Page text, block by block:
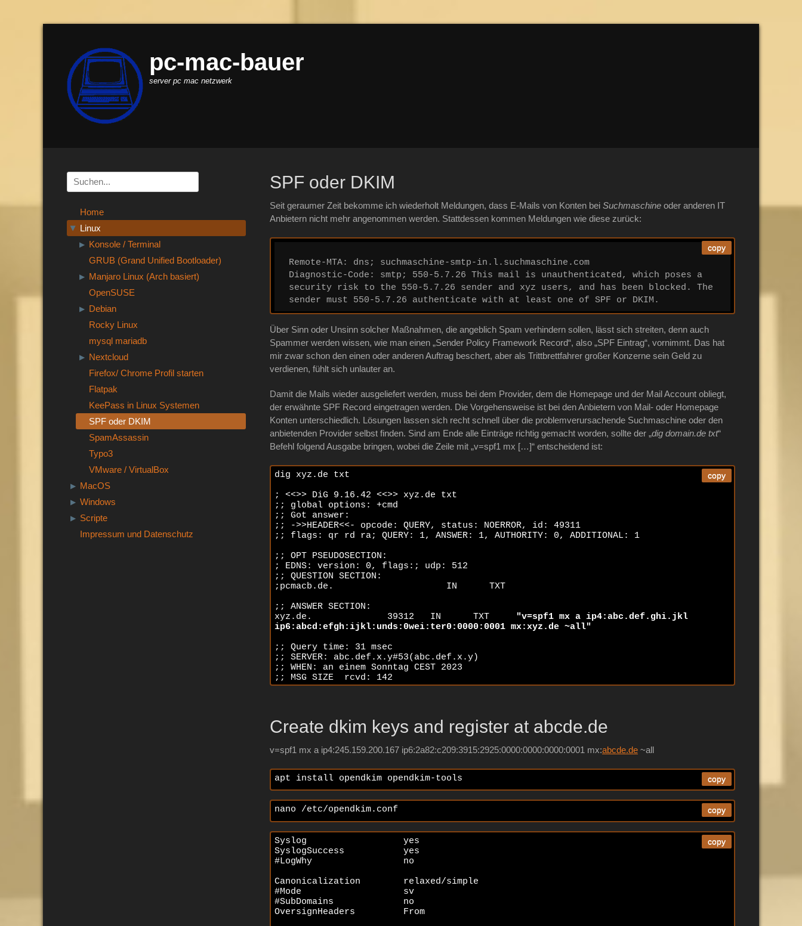
pc-mac-bauer
server pc mac netzwerk
SPF oder DKIM
Seit geraumer Zeit bekomme ich wiederholt Meldungen, dass E-Mails von Konten bei Suchmaschine oder anderen IT
Anbietern nicht mehr angenommen werden. Stattdessen kommen Meldungen wie diese zurück:
copy
Remote-MTA: dns; suchmaschine-smtp-in.l.suchmaschine.com
Diagnostic-Code: smtp; 550-5.7.26 This mail is unauthenticated, which poses a
security risk to the 550-5.7.26 sender and xyz users, and has been blocked. The
sender must 550-5.7.26 authenticate with at least one of SPF or DKIM.
Über Sinn oder Unsinn solcher Maßnahmen, die angeblich Spam verhindern sollen, lässt sich streiten, denn auch
Spammer werden wissen, wie man einen „Sender Policy Framework Record“, also „SPF Eintrag“, vornimmt. Das hat
mir zwar schon den einen oder anderen Auftrag beschert, aber als Trittbrettfahrer großer Konzerne sein Geld zu
verdienen, fühlt sich unlauter an.
Damit die Mails wieder ausgeliefert werden, muss bei dem Provider, dem die Homepage und der Mail Account obliegt,
der erwähnte SPF Record eingetragen werden. Die Vorgehensweise ist bei den Anbietern von Mail- oder Homepage
Konten unterschiedlich. Lösungen lassen sich recht schnell über die problemverursachende Suchmaschine oder den
anbietenden Provider selbst finden. Sind am Ende alle Einträge richtig gemacht worden, sollte der „dig domain.de txt“
Befehl folgend Ausgabe bringen, wobei die Zeile mit „v=spf1 mx […]“ entscheidend ist:
copy
dig xyz.de txt
; <<>> DiG 9.16.42 <<>> xyz.de txt
;; global options: +cmd
;; Got answer:
;; ->>HEADER<<- opcode: QUERY, status: NOERROR, id: 49311
;; flags: qr rd ra; QUERY: 1, ANSWER: 1, AUTHORITY: 0, ADDITIONAL: 1
;; OPT PSEUDOSECTION:
; EDNS: version: 0, flags:; udp: 512
;; QUESTION SECTION:
;pcmacb.de.                     IN      TXT
;; ANSWER SECTION:
xyz.de.              39312   IN      TXT "v=spf1 mx a ip4:abc.def.ghi.jkl
ip6:abcd:efgh:ijkl:unds:0wei:ter0:0000:0001 mx:xyz.de ~all"
;; Query time: 31 msec
;; SERVER: abc.def.x.y#53(abc.def.x.y)
;; WHEN: an einem Sonntag CEST 2023
;; MSG SIZE  rcvd: 142
Create dkim keys and register at abcde.de
v=spf1 mx a ip4:245.159.200.167 ip6:2a82:c209:3915:2925:0000:0000:0000:0001 mx:abcde.de ~all
copy
apt install opendkim opendkim-tools
copy
nano /etc/opendkim.conf
copy
Syslog                  yes
SyslogSuccess           yes
#LogWhy                 no
Canonicalization        relaxed/simple
#Mode                   sv
#SubDomains             no
OversignHeaders         From
Suchen
nach:
Home
▶ Linux
▶
Konsole / Terminal
GRUB (Grand Unified Bootloader)
▶
Manjaro Linux (Arch basiert)
OpenSUSE
▶
Debian
Rocky Linux
mysql mariadb
▶
Nextcloud
Firefox/ Chrome Profil starten
Flatpak
KeePass in Linux Systemen
SPF oder DKIM
SpamAssassin
Typo3
VMware / VirtualBox
▶ MacOS
▶ Windows
▶
Scripte
Impressum und Datenschutz